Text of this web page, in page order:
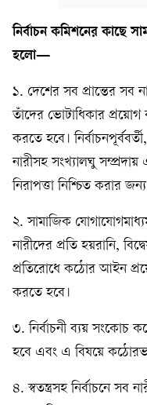
নির্বাচন কমিশনের কাছে
হলো—
১. দেশের সব প্রান্তের সব
তাঁদের ভোটাধিকার প্রয়োগ
করতে হবে।
নারীসহ সংখ্যালঘু সম্প্রদায়
নিরাপত্তা নিশ্চিত করার
২. সামাজিক
নারীদের প্রতি হয়রানি,
প্রতিরোধে কঠোর আইন
করতে হবে।
৩. নির্বাচনী ব্যয় সংকোচ
হবে এবং এ বিষয়ে
৪. স্বতন্ত্রসহ নির্বাচনে সব